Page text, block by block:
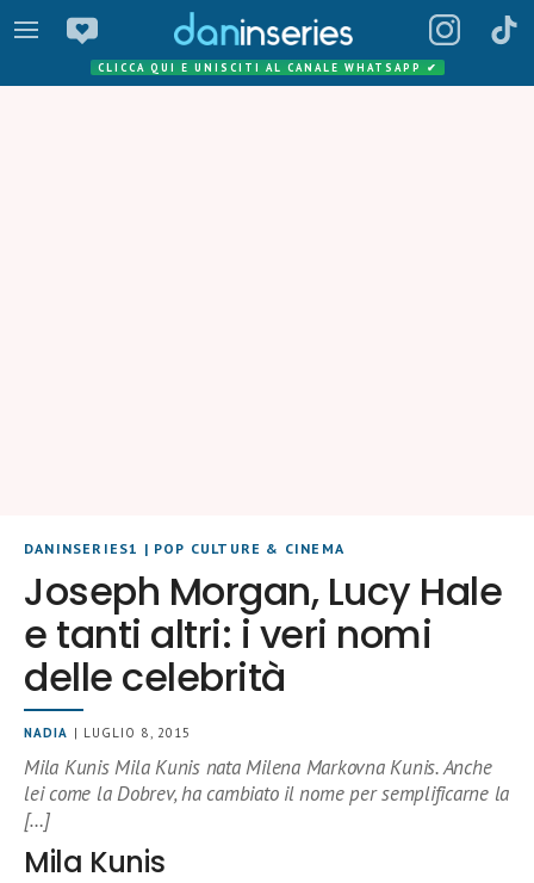
CLICCA QUI E UNISCITI AL CANALE WHATSAPP ✔
DANINSERIES1 | POP CULTURE & CINEMA
Joseph Morgan, Lucy Hale
e tanti altri: i veri nomi
delle celebrità
NADIA | LUGLIO 8, 2015
Mila Kunis Mila Kunis nata Milena Markovna Kunis. Anche
lei come la Dobrev, ha cambiato il nome per semplificarne la
[…]
Mila Kunis